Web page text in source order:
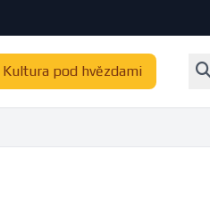
Kultura pod hvězdami